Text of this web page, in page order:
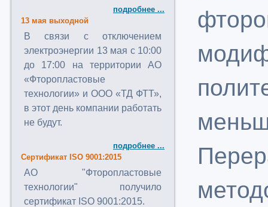
подробнее ...
13 мая выходной
В связи с отключением
электроэнергии 13 мая с 10:00
до 17:00 на территории АО
«Фторопластовые
технологии» и ООО «ТД ФТТ»,
в этот день компании работать
не будут.
подробнее ...
Сертификат ISO 9001:2015
АО "Фторопластовые
технологии" получило
сертификат ISO 9001:2015.